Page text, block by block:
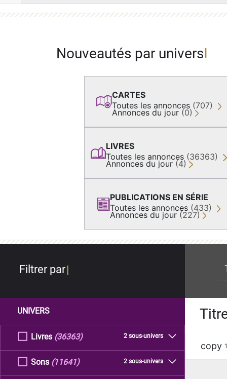
Nouveautés par univers
CARTES
Toutes les annonces (707)
Annonces du jour (0)
LIVRES
Toutes les annonces (36363)
Annonces du jour (4)
PUBLICATIONS EN SÉRIE
Toutes les annonces (433)
Annonces du jour (227)
Filtrer par
UNIVERS
Livres 2 sous-univers
(36363)
Sons 2 sous-univers
(11641)
copy